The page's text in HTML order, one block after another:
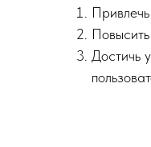
Достичь